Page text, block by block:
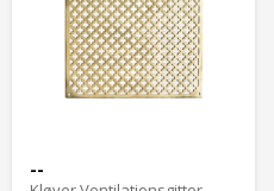
--